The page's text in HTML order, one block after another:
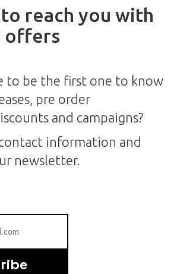
to reach you with
offers
to be the first one to know
pre order
and campaigns?
information and
newsletter.